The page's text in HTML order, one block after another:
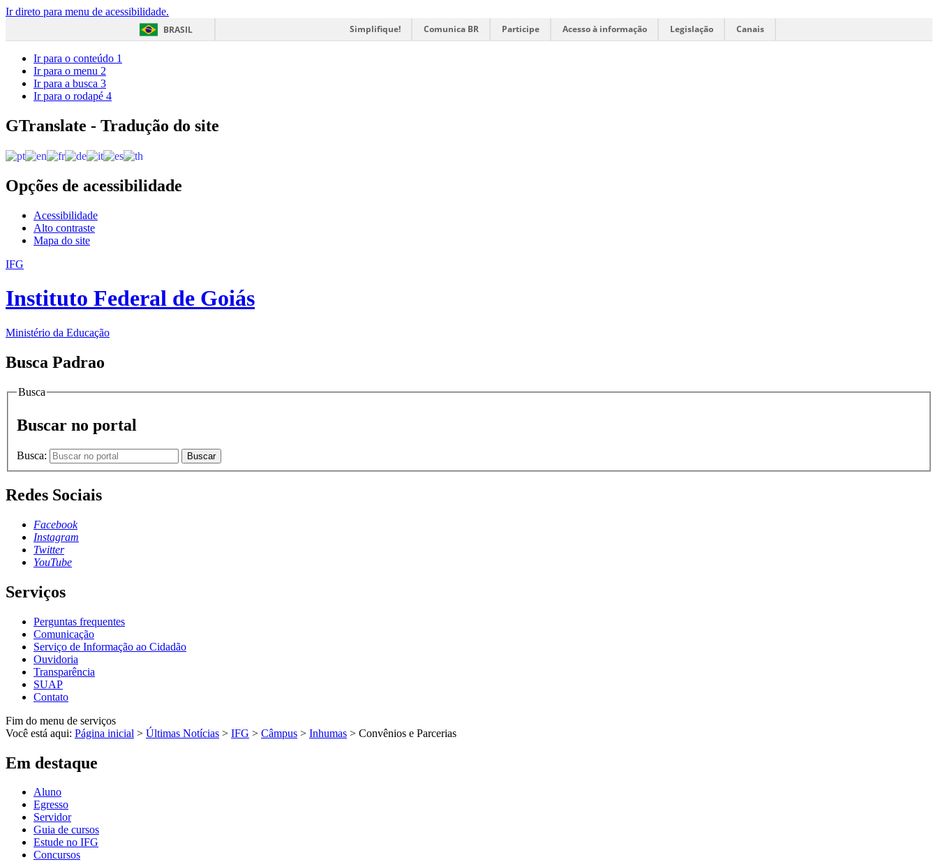
Ir direto para menu de acessibilidade.
BRASIL
Simplifique! Comunica BR Participe Acesso à informação Legislação Canais
Ir para o conteúdo 1
Ir para o menu 2
Ir para a busca 3
Ir para o rodapé 4
GTranslate - Tradução do site
Opções de acessibilidade
Acessibilidade
Alto contraste
Mapa do site
IFG
Instituto Federal de Goiás
Ministério da Educação
Busca Padrao
Busca
Buscar no portal
Busca: Buscar
Redes Sociais
Facebook
Instagram
Twitter
YouTube
Serviços
Perguntas frequentes
Comunicação
Serviço de Informação ao Cidadão
Ouvidoria
Transparência
SUAP
Contato
Fim do menu de serviços
Você está aqui: Página inicial > Últimas Notícias > IFG > Câmpus > Inhumas > Convênios e Parcerias
Em destaque
Aluno
Egresso
Servidor
Guia de cursos
Estude no IFG
Concursos